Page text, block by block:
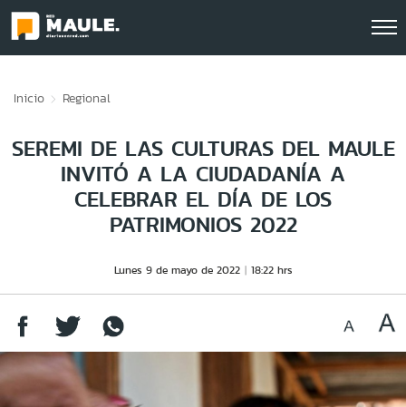
Inicio Regional
SEREMI DE LAS CULTURAS DEL MAULE
INVITÓ A LA CIUDADANÍA A
CELEBRAR EL DÍA DE LOS
PATRIMONIOS 2022
Lunes 9 de mayo de 2022 18:22 hrs